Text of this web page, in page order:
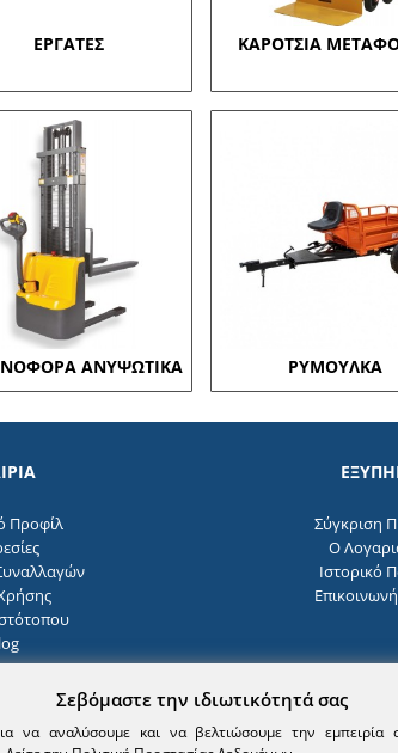
ΕΡΓΑΤΕΣ ΚΑΡΟΤΣΙΑ
ΑΝΥΨΩΤΙΚΑ ΡΥΜΟΥΛΚΑ
Προφίλ
Σύγκριση
O
Ιστορικό
Σεβόμαστε την ιδιωτικότητά σας
να αναλύσουμε και να βελτιώσουμε την